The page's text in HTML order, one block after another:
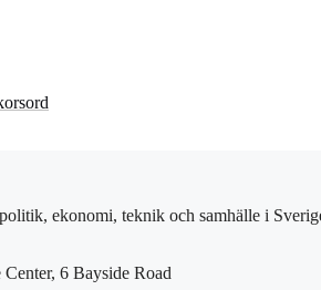
ekonomi, teknik och samhälle i
6 Bayside Road